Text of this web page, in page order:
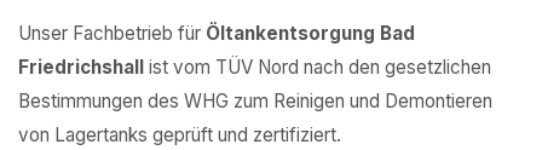
Unser Fachbetrieb für Öltankentsorgung Bad
Friedrichshall ist vom TÜV Nord nach den gesetzlichen
Bestimmungen des WHG zum Reinigen und Demontieren
von Lagertanks geprüft und zertifiziert.